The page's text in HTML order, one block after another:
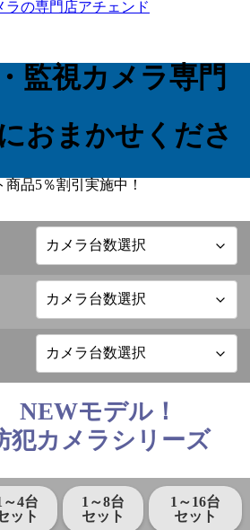
監視カメラ専門
おまかせくださ
NEWモデル！
犯カメラシリーズ
～4台
ット
1～8台
セット
1～16台
セット